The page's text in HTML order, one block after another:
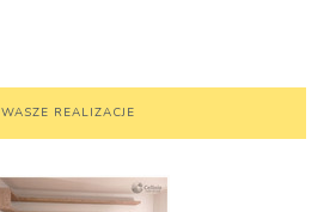
WASZE REALIZACJE